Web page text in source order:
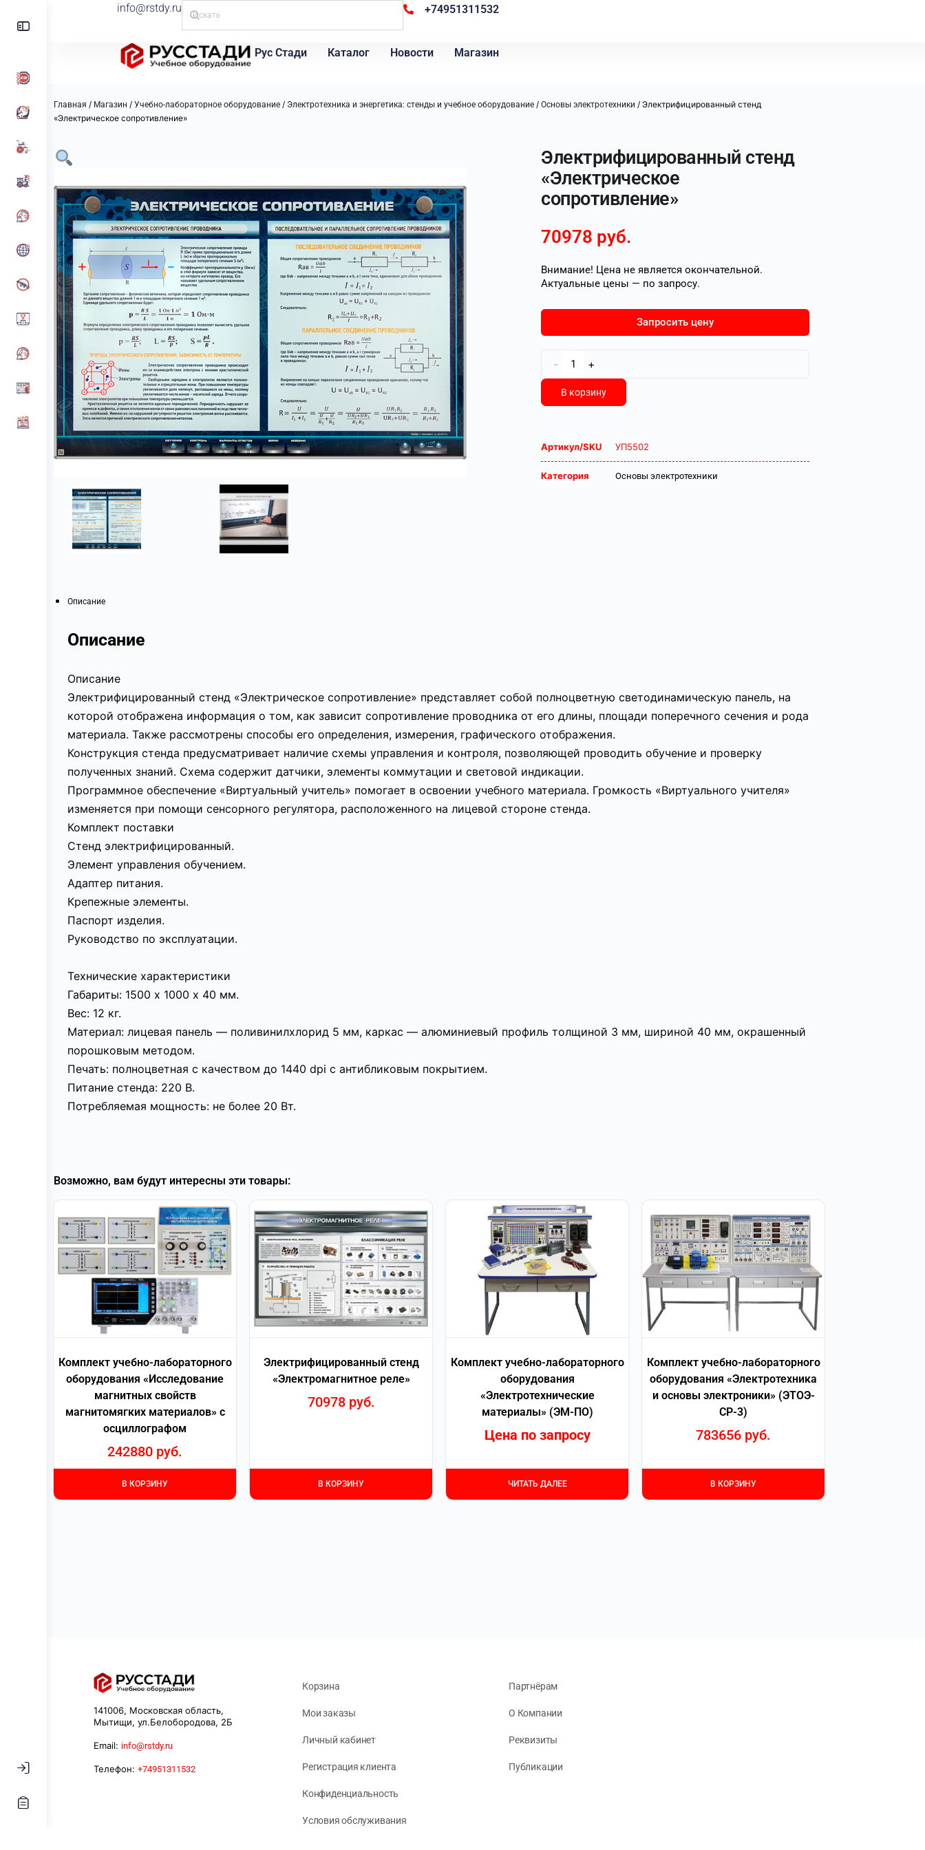
info@rstdy.ru +74951311532
Рус Стади Каталог Новости Магазин
Главная / Магазин / Учебно-лабораторное оборудование / Электротехника и энергетика: стенды и учебное оборудование / Основы электротехники / Электрифицированный стенд
«Электрическое сопротивление»
Электрифицированный стенд
«Электрическое
сопротивление»
70978 руб.
Внимание! Цена не является окончательной.
Актуальные цены — по запросу.
Запросить цену
- +
В корзину
Артикул/SKU УП5502
Категория Основы электротехники
Описание
Описание
Описание
Электрифицированный стенд «Электрическое сопротивление» представляет собой полноцветную светодинамическую панель, на
которой отображена информация о том, как зависит сопротивление проводника от его длины, площади поперечного сечения и рода
материала. Также рассмотрены способы его определения, измерения, графического отображения.
Конструкция стенда предусматривает наличие схемы управления и контроля, позволяющей проводить обучение и проверку
полученных знаний. Схема содержит датчики, элементы коммутации и световой индикации.
Программное обеспечение «Виртуальный учитель» помогает в освоении учебного материала. Громкость «Виртуального учителя»
изменяется при помощи сенсорного регулятора, расположенного на лицевой стороне стенда.
Комплект поставки
Стенд электрифицированный.
Элемент управления обучением.
Адаптер питания.
Крепежные элементы.
Паспорт изделия.
Руководство по эксплуатации.
Технические характеристики
Габариты: 1500 х 1000 х 40 мм.
Вес: 12 кг.
Материал: лицевая панель — поливинилхлорид 5 мм, каркас — алюминиевый профиль толщиной 3 мм, шириной 40 мм, окрашенный
порошковым методом.
Печать: полноцветная с качеством до 1440 dpi с антибликовым покрытием.
Питание стенда: 220 В.
Потребляемая мощность: не более 20 Вт.
Возможно, вам будут интересны эти товары:
Комплект учебно-лабораторного
оборудования «Исследование
магнитных свойств
магнитомягких материалов» с
осциллографом
242880 руб.
В КОРЗИНУ
Электрифицированный стенд
«Электромагнитное реле»
70978 руб.
В КОРЗИНУ
Комплект учебно-лабораторного
оборудования
«Электротехнические
материалы» (ЭМ-ПО)
Цена по запросу
ЧИТАТЬ ДАЛЕЕ
Комплект учебно-лабораторного
оборудования «Электротехника
и основы электроники» (ЭТОЭ-
СР-3)
783656 руб.
В КОРЗИНУ
141006, Московская область,
Мытищи, ул.Белобородова, 2Б
Email: info@rstdy.ru
Телефон: +74951311532
Корзина
Мои заказы
Личный кабинет
Регистрация клиента
Конфиденциальность
Условия обслуживания
Партнёрам
О Компании
Реквизиты
Публикации